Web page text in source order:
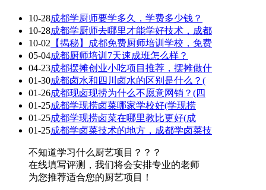
10-28成都学厨师要学多久，学费多少钱？
10-28成都学厨师去哪里才能学好技术，成都
10-02 【揭秘】成都免费厨师培训学校，免费
05-04成都厨师培训7天速成班怎么样？
04-23成都摆摊创业小吃项目推荐，摆摊做什
01-30成都卤水和四川卤水的区别是什么？(
01-26成都现卤现捞为什么不愿意网销？(四
01-25成都学现捞卤菜哪家学校好(学现捞
01-25成都学现捞卤菜在哪里教比更好(成
01-25成都学卤菜技术的地方，成都学卤菜技
不知道学习什么厨艺项目？？？
在线填写评测，我们将会安排专业的老师
为您推荐适合您的厨艺项目！